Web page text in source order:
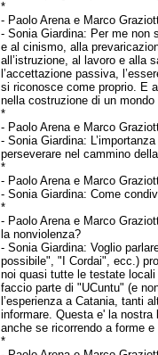
*
- Paolo Arena e Marco
- Sonia Giardina: Per me non
e al cinismo, alla
all’istruzione, al lavoro e alla
l’accettazione passiva,
si riconosce come proprio. E
nella costruzione di un
*
- Paolo Arena e Marco
- Sonia Giardina:
perseverare nel cammino
*
- Paolo Arena e Marco
- Sonia Giardina: Come
*
- Paolo Arena e Marco
la nonviolenza?
- Sonia Giardina: Voglio
possibile", "I Cordai", ecc.)
noi quasi tutte le testate
faccio parte di "UCuntu" (e
l’esperienza a Catania, tanti
informare. Questa e' la
anche se ricorrendo a forme
*